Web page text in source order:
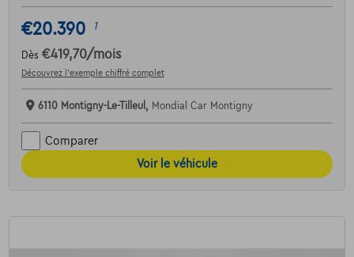
€20.390 1
Dès €419,70/mois
Découvrez l’exemple chiffré complet
6110 Montigny-Le-Tilleul, Mondial Car Montigny
Comparer
Voir le véhicule